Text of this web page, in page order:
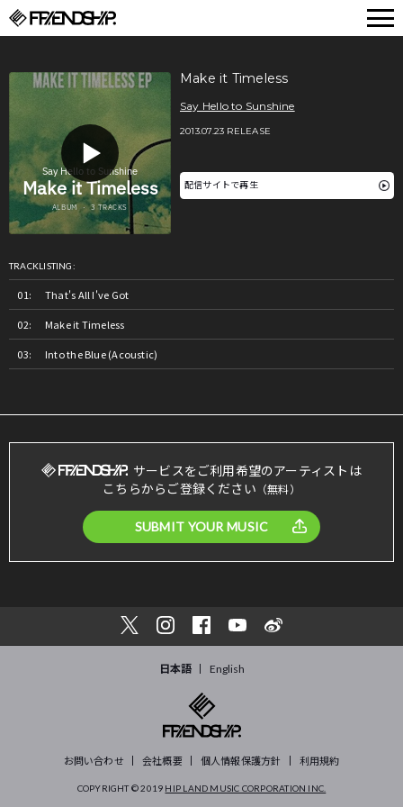
Make it Timeless
Say Hello to Sunshine
2013.07.23 RELEASE
配信サイトで再生
TRACKLISTING:
That's All I've Got
Make it Timeless
Into the Blue (Acoustic)
サービスをご利用希望のアーティストは
こちらからご登録ください （無料）
SUBMIT YOUR MUSIC
日本語 English
お問い合わせ 会社概要 個人情報保護方針 利用規約
COPYRIGHT © 2019 HIP LAND MUSIC CORPORATION INC.